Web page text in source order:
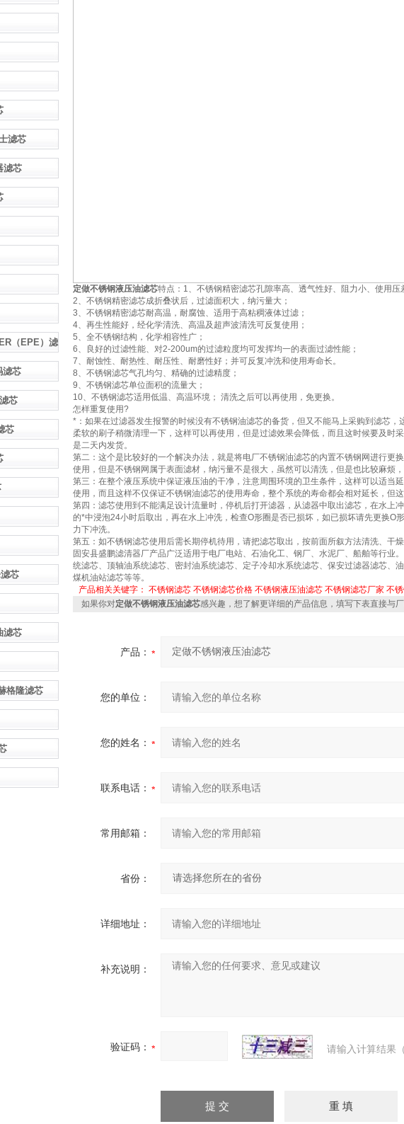
滤芯
芯
（EPE）滤
芯
芯
芯
芯
芯
格隆滤芯
定做不锈钢液压油滤芯特点：1、不锈钢精密滤芯孔隙率高、透气性好、阻力小、使用压
2、不锈钢精密滤芯成折叠状后，过滤面积大，纳污量大；
3、不锈钢精密滤芯耐高温，耐腐蚀、适用于高粘稠液体过滤；
4、再生性能好，经化学清洗、高温及超声波清洗可反复使用；
5、全不锈钢结构，化学相容性广；
6、良好的过滤性能、对2-200um的过滤粒度均可发挥均一的表面过滤性能；
7、耐蚀性、耐热性、耐压性、耐磨性好；并可反复冲洗和使用寿命长。
8、不锈钢滤芯气孔均匀、精确的过滤精度；
9、不锈钢滤芯单位面积的流量大；
10、不锈钢滤芯适用低温、高温环境； 清洗之后可以再使用，免更换。
怎样重复使用?
*：如果在过滤器发生报警的时候没有不锈钢油滤芯的备货，但又不能马上采购到滤芯
柔软的刷子稍微清理一下，这样可以再使用，但是过滤效果会降低，而且这时候要及时
是二天内发货。
第二：这个是比较好的一个解决办法，就是将电厂不锈钢油滤芯的内置不锈钢网进行更
使用，但是不锈钢网属于表面滤材，纳污量不是很大，虽然可以清洗，但是也比较麻烦
第三：在整个液压系统中保证液压油的干净，注意周围环境的卫生条件，这样可以适当
使用，而且这样不仅保证不锈钢油滤芯的使用寿命，整个系统的寿命都会相对延长，但这
第四：滤芯使用到不能满足设计流量时，停机后打开滤器，从滤器中取出滤芯，在水上
的*中浸泡24小时后取出，再在水上冲洗，检查O形圈是否已损坏，如已损坏请先更换O
力下冲洗。
第五：如不锈钢滤芯使用后需长期停机待用，请把滤芯取出，按前面所叙方法清洗、干
固安县盛鹏滤清器厂产品广泛适用于电厂电站、石油化工、钢厂、水泥厂、船舶等行业
统滤芯、顶轴油系统滤芯、密封油系统滤芯、定子冷却水系统滤芯、保安过滤器滤芯、
煤机油站滤芯等等。
产品相关关键字： 不锈钢滤芯 不锈钢滤芯价格 不锈钢液压油滤芯 不锈钢滤芯厂家 不
如果你对定做不锈钢液压油滤芯感兴趣，想了解更详细的产品信息，填写下表直接与厂
产品：
您的单位：
您的姓名：
联系电话：
常用邮箱：
省份：
详细地址：
补充说明：
验证码： 请输入计算结果